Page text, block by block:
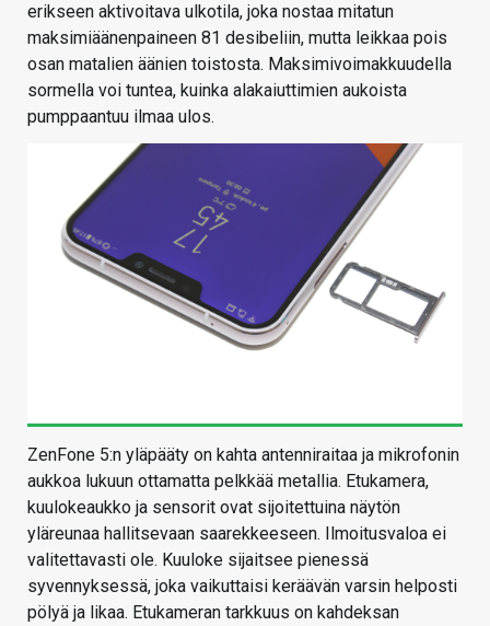
erikseen aktivoitava ulkotila, joka nostaa mitatun
maksimiäänenpaineen 81 desibeliin, mutta leikkaa pois
osan matalien äänien toistosta. Maksimivoimakkuudella
sormella voi tuntea, kuinka alakaiuttimien aukoista
pumppaantuu ilmaa ulos.
ZenFone 5:n yläpääty on kahta antenniraitaa ja mikrofonin
aukkoa lukuun ottamatta pelkkää metallia. Etukamera,
kuulokeaukko ja sensorit ovat sijoitettuina näytön
yläreunaa hallitsevaan saarekkeeseen. Ilmoitusvaloa ei
valitettavasti ole. Kuuloke sijaitsee pienessä
syvennyksessä, joka vaikuttaisi keräävän varsin helposti
pölyä ja likaa. Etukameran tarkkuus on kahdeksan